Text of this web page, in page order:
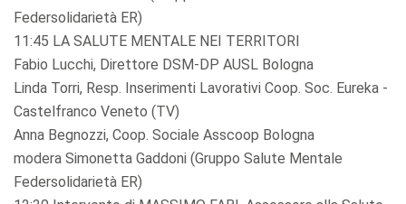
Federsolidarietà ER)
11:45 LA SALUTE MENTALE NEI TERRITORI
Fabio Lucchi, Direttore DSM-DP AUSL Bologna
Linda Torri, Resp. Inserimenti Lavorativi Coop. Soc. Eureka -
Castelfranco Veneto (TV)
Anna Begnozzi, Coop. Sociale Asscoop Bologna
modera Simonetta Gaddoni (Gruppo Salute Mentale
Federsolidarietà ER)